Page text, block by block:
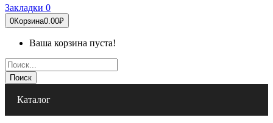
Закладки 0
0Корзина0.00₽
Ваша корзина пуста!
Поиск
Каталог